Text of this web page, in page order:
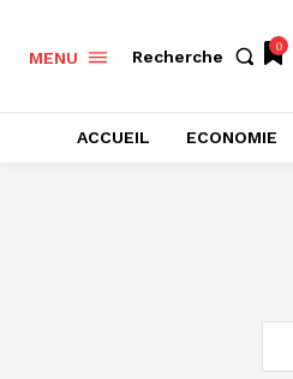
MENU Recherche
0
ACCUEIL ECONOMIE